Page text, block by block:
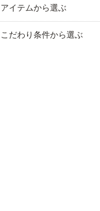
アイテムから選ぶ
こだわり条件から選ぶ